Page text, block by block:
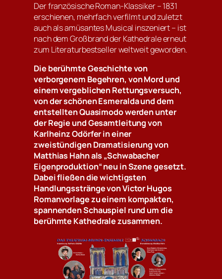
Der französische Roman-Klassiker – 1831
erschienen, mehrfach verfilmt und zuletzt
auch als amüsantes Musical inszeniert – ist
nach dem Großbrand der Kathedrale erneut
zum Literaturbestseller weltweit geworden.
Die berühmte Geschichte von
verborgenem Begehren, von Mord und
einem vergeblichen Rettungsversuch,
von der schönen Esmeralda und dem
entstellten Quasimodo werden unter
der Regie und Gesamtleitung von
Karlheinz Odörfer in einer
zweistündigen Dramatisierung von
Matthias Hahn als „Schwabacher
Eigenproduktion“ neu in Szene gesetzt.
Dabei fließen die wichtigsten
Handlungsstränge von Victor Hugos
Romanvorlage zu einem kompakten,
spannenden Schauspiel rund um die
berühmte Kathedrale zusammen.